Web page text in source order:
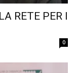
RETE PER I
0